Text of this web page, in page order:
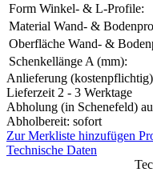
Form Winkel- & L-Profile:
Material Wand- &
Oberfläche Wand- &
Schenkellänge A (mm):
Anlieferung
Lieferzeit 2 - 3 Werktage
Abholung (in Schenefeld)
Abholbereit: sofort
Zur Merkliste hinzufügen
Technische Daten